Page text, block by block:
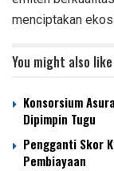
menciptakan
You might also like
Konsorsium
Dipimpin Tugu
Pengganti Skor
Pembiayaan